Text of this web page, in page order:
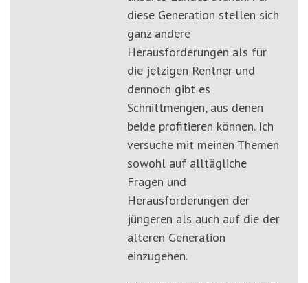
diese Generation stellen sich
ganz andere
Herausforderungen als für
die jetzigen Rentner und
dennoch gibt es
Schnittmengen, aus denen
beide profitieren können. Ich
versuche mit meinen Themen
sowohl auf alltägliche
Fragen und
Herausforderungen der
jüngeren als auch auf die der
älteren Generation
einzugehen.